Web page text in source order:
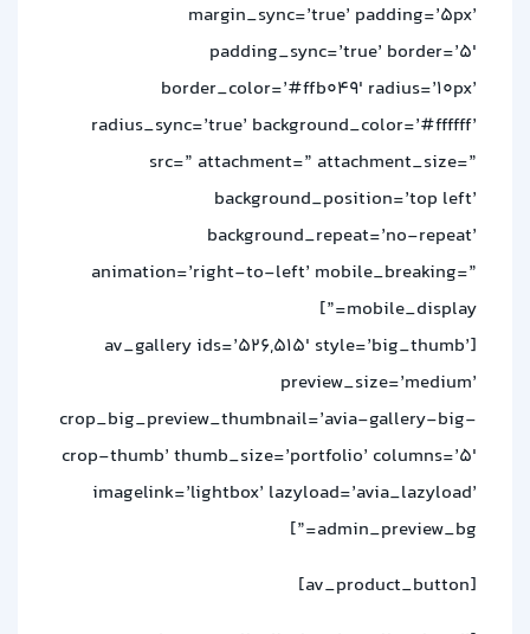
margin_sync=’true’ padding=’5px’
padding_sync=’true’ border=’5′
border_color=’#ffb049′ radius=’10px’
radius_sync=’true’ background_color=’#ffffff’
src=” attachment=” attachment_size=”
background_position=’top left’
background_repeat=’no-repeat’
animation=’right-to-left’ mobile_breaking=”
mobile_display=”]
[av_gallery ids=’526,515′ style=’big_thumb’
preview_size=’medium’
crop_big_preview_thumbnail=’avia-gallery-big-
crop-thumb’ thumb_size=’portfolio’ columns=’5′
imagelink=’lightbox’ lazyload=’avia_lazyload’
admin_preview_bg=”]
[av_product_button]